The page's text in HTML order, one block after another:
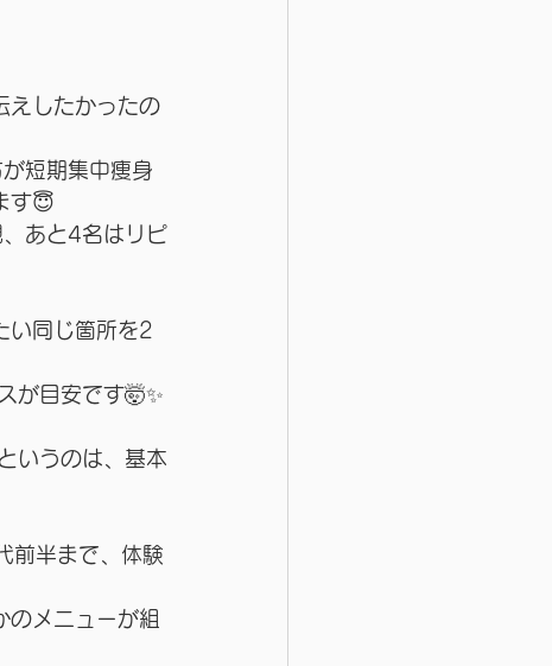
えしたかったの
短期集中痩身
す😇
あと4名はリピ
い同じ箇所を2
が目安です🤯✨
いうのは、基本
前半まで、体験
のメニューが組